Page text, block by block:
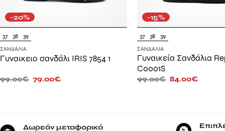
-20%
37 38 39
ΣΑΝΔΆΛΙΑ
Γυναικειο σανδάλι IRIS 7854 1
99.00€ 79.00€
-15%
37 38 39
ΣΑΝΔΆΛΙΑ
Γυναικεία Σανδάλια
C0001S
99.00€ 84.00€
Δωρεάν μεταφορικά